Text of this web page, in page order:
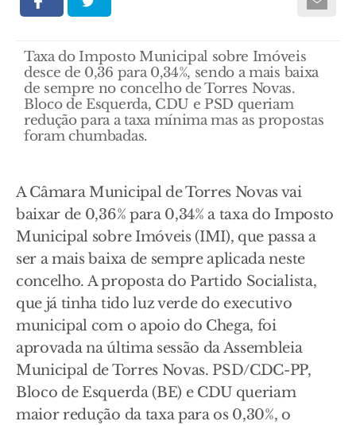
Taxa do Imposto Municipal sobre Imóveis
desce de 0,36 para 0,34%, sendo a mais baixa
de sempre no concelho de Torres Novas.
Bloco de Esquerda, CDU e PSD queriam
redução para a taxa mínima mas as propostas
foram chumbadas.
A Câmara Municipal de Torres Novas vai
baixar de 0,36% para 0,34% a taxa do Imposto
Municipal sobre Imóveis (IMI), que passa a
ser a mais baixa de sempre aplicada neste
concelho. A proposta do Partido Socialista,
que já tinha tido luz verde do executivo
municipal com o apoio do Chega, foi
aprovada na última sessão da Assembleia
Municipal de Torres Novas. PSD/CDC-PP,
Bloco de Esquerda (BE) e CDU queriam
maior redução da taxa para os 0,30%, o